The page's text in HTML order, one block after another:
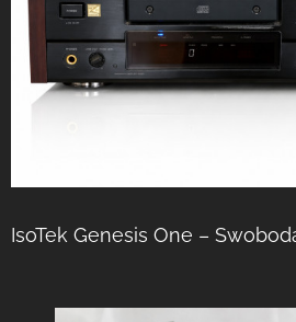
IsoTek Genesis One –